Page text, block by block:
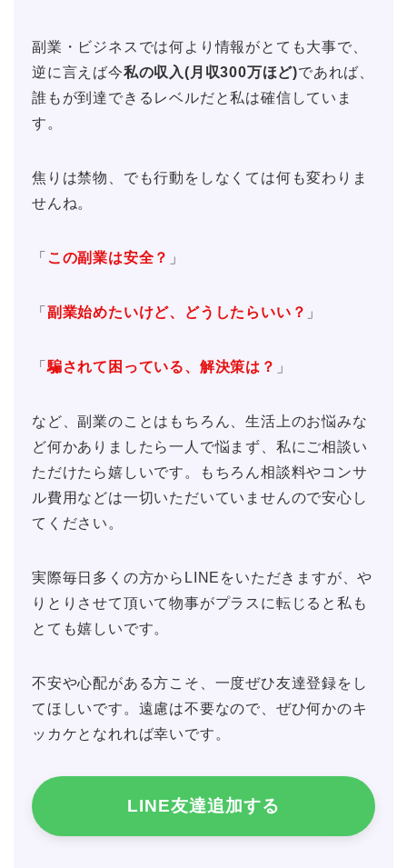
副業・ビジネスでは何より情報がとても大事で、
逆に言えば今私の収入(月収300万ほど)であれば、
誰もが到達できるレベルだと私は確信していま
す。
焦りは禁物、でも行動をしなくては何も変わりま
せんね。
「 この副業は安全？ 」
「 副業始めたいけど、どうしたらいい？ 」
「騙されて困っている、解決策は？ 」
など、副業のことはもちろん、生活上のお悩みな
ど何かありましたら一人で悩まず、私にご相談い
ただけたら嬉しいです。もちろん相談料やコンサ
ル費用などは一切いただいていませんので安心し
てください。
実際毎日多くの方からLINEをいただきますが、や
りとりさせて頂いて物事がプラスに転じると私も
とても嬉しいです。
不安や心配がある方こそ、一度ぜひ友達登録をし
てほしいです。遠慮は不要なので、ぜひ何かのキ
ッカケとなれれば幸いです。
LINE友達追加する